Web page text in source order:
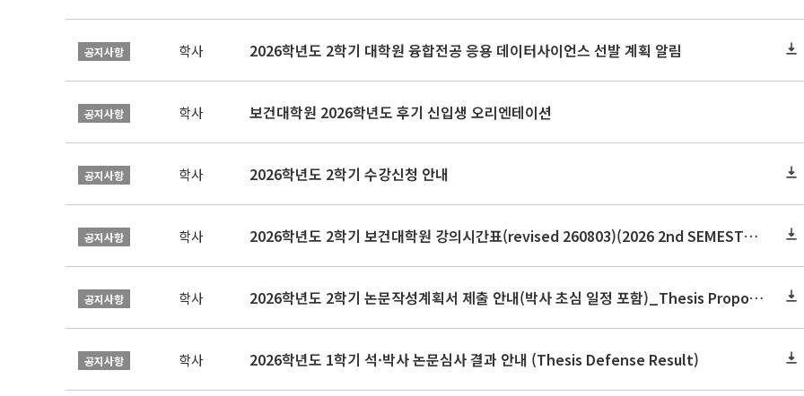
공지사항 학사 2026학년도 2학기 대학원 융합전공 응용 데이터사이언스 선발 계획 알림
공지사항 학사 보건대학원 2026학년도 후기 신입생 오리엔테이션
공지사항 학사 2026학년도 2학기 수강신청 안내
공지사항 학사 2026학년도 2학기 보건대학원 강의시간표(revised 260803)(2026 2nd SEMESTER SNU GSPH TIMETABLE)
공지사항 학사 2026학년도 2학기 논문작성계획서 제출 안내(박사 초심 일정 포함)_Thesis Proposal
공지사항 학사 2026학년도 1학기 석·박사 논문심사 결과 안내 (Thesis Defense Result)